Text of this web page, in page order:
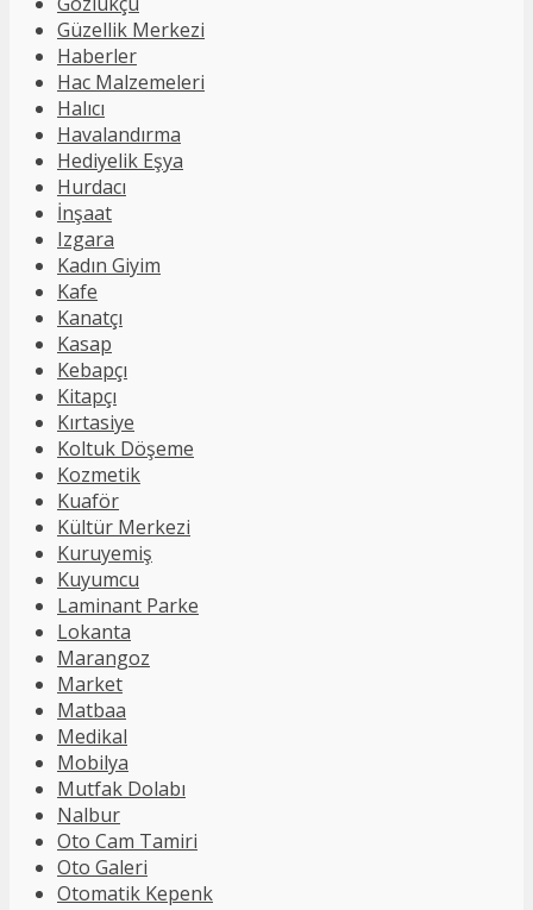
Güzellik Merkezi
Haberler
Hac Malzemeleri
Halıcı
Havalandırma
Hediyelik Eşya
Hurdacı
İnşaat
Izgara
Kadın Giyim
Kafe
Kanatçı
Kasap
Kebapçı
Kitapçı
Kırtasiye
Koltuk Döşeme
Kozmetik
Kuaför
Kültür Merkezi
Kuruyemiş
Kuyumcu
Laminant Parke
Lokanta
Marangoz
Market
Matbaa
Medikal
Mobilya
Mutfak Dolabı
Nalbur
Oto Cam Tamiri
Oto Galeri
Otomatik Kepenk